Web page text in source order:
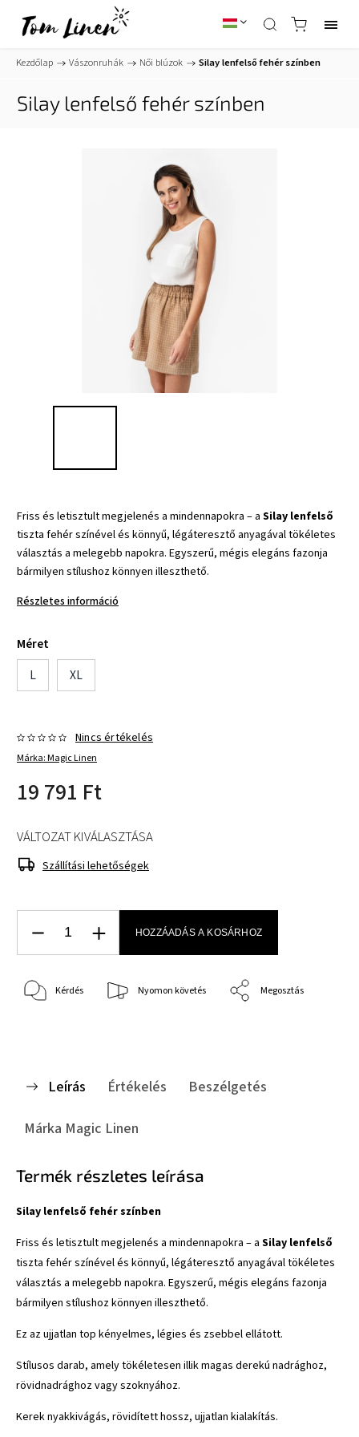
Kezdőlap / Vászonruhák / Női blúzok / Silay lenfelső fehér színben
Silay lenfelső fehér színben
Friss és letisztult megjelenés a mindennapokra – a Silay lenfelső
tiszta fehér színével és könnyű, légáteresztő anyagával tökéletes
választás a melegebb napokra. Egyszerű, mégis elegáns fazonja
bármilyen stílushoz könnyen illeszthető.
Részletes információ
Méret
L
XL
Márka:Magic Linen
Nincs értékelés
19 791 Ft
VÁLTOZAT KIVÁLASZTÁSA
Szállítási lehetőségek
HOZZÁADÁS A KOSÁRHOZ
Kérdés Nyomon követés Megosztás
Leírás Értékelés
Beszélgetés
Márka Magic Linen
Termék részletes leírása
Silay lenfelső fehér színben
Friss és letisztult megjelenés a mindennapokra – a Silay lenfelső
tiszta fehér színével és könnyű, légáteresztő anyagával tökéletes
választás a melegebb napokra. Egyszerű, mégis elegáns fazonja
bármilyen stílushoz könnyen illeszthető.
Ez az ujjatlan top kényelmes, légies és zsebbel ellátott.
Stílusos darab, amely tökéletesen illik magas derekú nadrághoz,
rövidnadrághoz vagy szoknyához.
Kerek nyakkivágás, rövidített hossz, ujjatlan kialakítás.